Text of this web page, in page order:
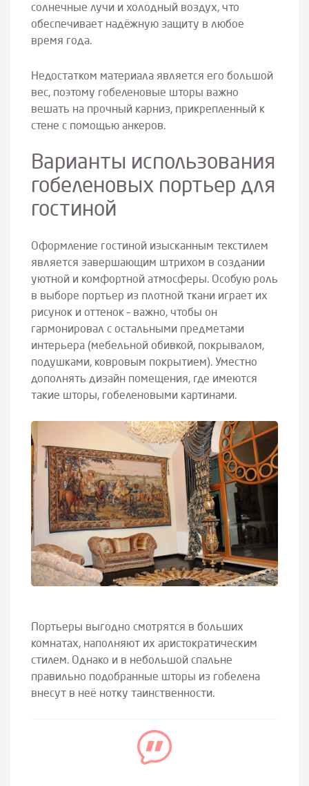
солнечные лучи и холодный воздух, что
обеспечивает надёжную защиту в любое
время года.
Недостатком материала является его большой
вес, поэтому гобеленовые шторы важно
вешать на прочный карниз, прикрепленный к
стене с помощью анкеров.
Варианты использования
гобеленовых портьер для
гостиной
Оформление гостиной изысканным текстилем
является завершающим штрихом в создании
уютной и комфортной атмосферы. Особую роль
в выборе портьер из плотной ткани играет их
рисунок и оттенок – важно, чтобы он
гармонировал с остальными предметами
интерьера (мебельной обивкой, покрывалом,
подушками, ковровым покрытием). Уместно
дополнять дизайн помещения, где имеются
такие шторы, гобеленовыми картинами.
Портьеры выгодно смотрятся в больших
комнатах, наполняют их аристократическим
стилем. Однако и в небольшой спальне
правильно подобранные шторы из гобелена
внесут в неё нотку таинственности.